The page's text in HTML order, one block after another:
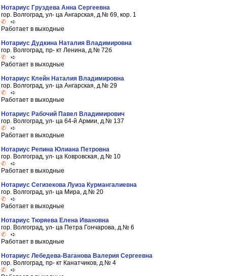
Нотариус Груздева Анна Сергеевна
гор. Волгоград, ул- ца Ангарская, д.№ 69, кор. 1
✆ ➪
Работает в выходные
Нотариус Дудкина Наталия Владимировна
гор. Волгоград, пр- кт Ленина, д.№ 72б
✆ ➪
Работает в выходные
Нотариус Клейн Наталия Владимировна
гор. Волгоград, ул- ца Ангарская, д.№ 29
✆ ➪
Работает в выходные
Нотариус Рабочий Павел Владимирович
гор. Волгоград, ул- ца 64-й Армии, д.№ 137
✆ ➪
Работает в выходные
Нотариус Репина Юлиана Петровна
гор. Волгоград, ул- ца Ковровская, д.№ 10
✆ ➪
Работает в выходные
Нотариус Сегизекова Луиза Курмангалиевна
гор. Волгоград, ул- ца Мира, д.№ 20
✆ ➪
Работает в выходные
Нотариус Тюряева Елена Ивановна
гор. Волгоград, ул- ца Петра Гончарова, д.№ 6
✆ ➪
Работает в выходные
Нотариус Лебедева-Ваганова Валерия Сергеевна
гор. Волгоград, пр- кт Канатчиков, д.№ 4
✆ ➪